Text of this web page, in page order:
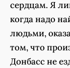
сердцам. Я
когда надо
людьми,
том, что
Донбасс не